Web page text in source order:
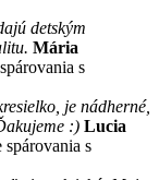
detským
Mária
s
je nádherné,
:) Lucia
spárovania s